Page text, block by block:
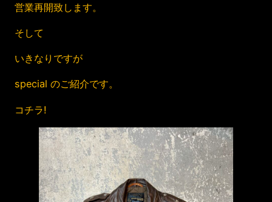
営業再開致します。
そして
いきなりですが
special のご紹介です。
コチラ!